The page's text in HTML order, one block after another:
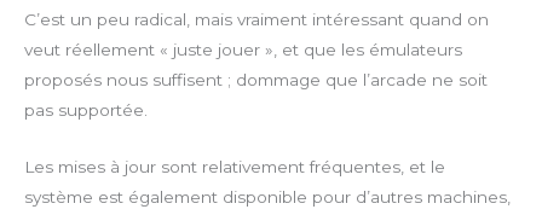
C’est un peu radical, mais vraiment intéressant quand on
veut réellement « juste jouer », et que les émulateurs
proposés nous suffisent ; dommage que l’arcade ne soit
pas supportée.
Les mises à jour sont relativement fréquentes, et le
système est également disponible pour d’autres machines,